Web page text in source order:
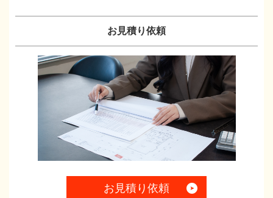
お見積り依頼
お見積り依頼